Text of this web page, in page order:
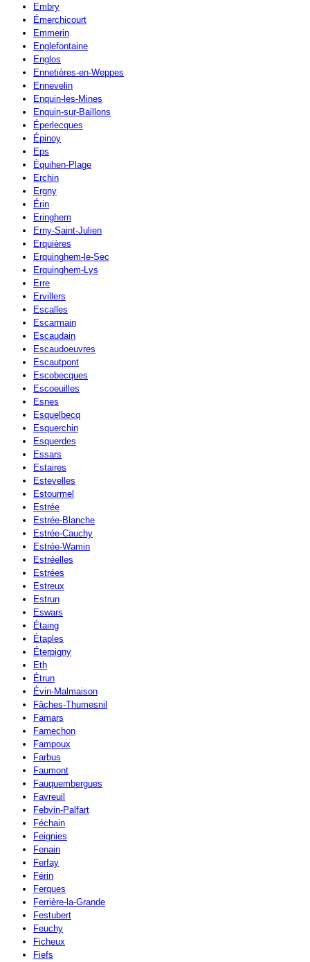
Embry
Émerchicourt
Emmerin
Englefontaine
Englos
Ennetières-en-Weppes
Ennevelin
Enquin-les-Mines
Enquin-sur-Baillons
Éperlecques
Épinoy
Eps
Équihen-Plage
Erchin
Ergny
Érin
Eringhem
Erny-Saint-Julien
Erquières
Erquinghem-le-Sec
Erquinghem-Lys
Erre
Ervillers
Escalles
Escarmain
Escaudain
Escaudoeuvres
Escautpont
Escobecques
Escoeuilles
Esnes
Esquelbecq
Esquerchin
Esquerdes
Essars
Estaires
Estevelles
Estourmel
Estrée
Estrée-Blanche
Estrée-Cauchy
Estrée-Wamin
Estréelles
Estrées
Estreux
Estrun
Eswars
Étaing
Étaples
Éterpigny
Eth
Étrun
Évin-Malmaison
Fâches-Thumesnil
Famars
Famechon
Fampoux
Farbus
Faumont
Fauquembergues
Favreuil
Febvin-Palfart
Féchain
Feignies
Fenain
Ferfay
Férin
Ferques
Ferrière-la-Grande
Festubert
Feuchy
Ficheux
Fiefs